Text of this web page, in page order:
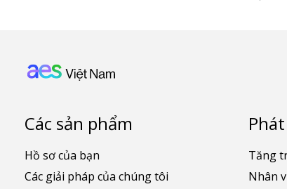
Các sản phẩm
Hồ sơ của bạn
Các giải pháp của chúng tôi
Tăng
Nhân